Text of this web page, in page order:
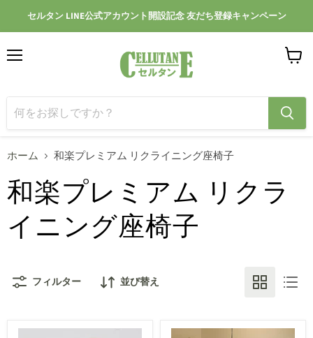
セルタン LINE公式アカウント開設記念 友だち登録キャンペーン
ー
見
ホーム 和楽プレミアム リクライニング座椅子
和楽プレミアム リクラ
イニング座椅子
フィルター 並び替え